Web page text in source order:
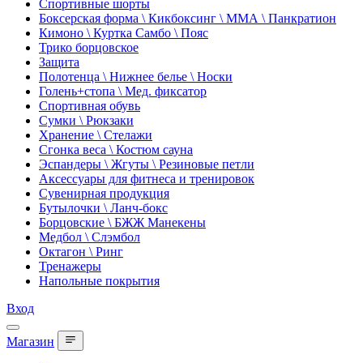
Спортивные шорты
Боксерская форма \ Кикбоксинг \ ММА \ Панкратион
Кимоно \ Куртка Самбо \ Пояс
Трико борцовское
Защита
Полотенца \ Нижнее белье \ Носки
Голень+стопа \ Мед. фиксатор
Спортивная обувь
Сумки \ Рюкзаки
Хранение \ Стелажи
Сгонка веса \ Костюм сауна
Эспандеры \ Жгуты \ Резиновые петли
Аксессуары для фитнеса и тренировок
Сувенирная продукция
Бутылочки \ Ланч-бокс
Борцовские \ БЖЖ Манекены
Медбол \ Слэмбол
Октагон \ Ринг
Тренажеры
Напольные покрытия
Вход
Магазин